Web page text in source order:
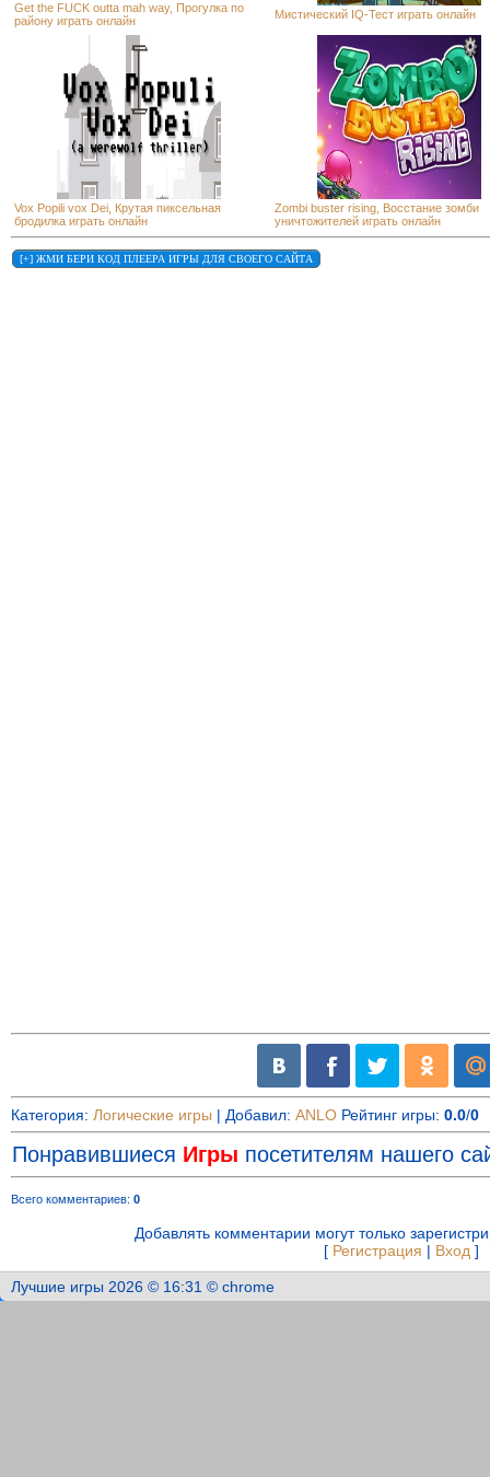
Get the FUCK outta mah way, Прогулка по
району играть онлайн
Мистический IQ-Тест играть онлайн
Vox Popili vox Dei, Крутая пиксельная
бродилка играть онлайн
Zombi buster rising, Восстание зомби
уничтожителей играть онлайн
Категория: Логические игры | Добавил: ANLO Рейтинг игры: 0.0/0
Понравившиеся Игры посетителям нашего
Всего комментариев: 0
Добавлять комментарии могут только
[ Регистрация | Вход ]
Лучшие игры 2026 © 16:31 © chrome